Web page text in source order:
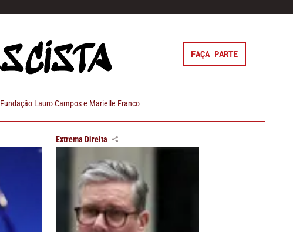
FAÇA PARTE
Fundação Lauro Campos e Marielle Franco
Extrema Direita